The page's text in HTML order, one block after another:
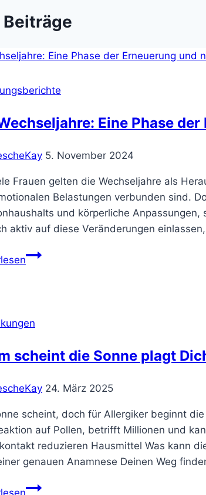
Eine Phase
5. November 2024
Frauen gelten die Wechseljahre als
Belastungen verbunden sind.
und körperliche
aktiv auf diese Veränderungen
Die
und
neuer
scheint die Sonne plagt
24. März 2025
scheint, doch für Allergiker beginnt
auf Pollen, betrifft Millionen und
reduzieren Hausmittel Was kann
genauen Anamnese Deinen Weg
Kaum